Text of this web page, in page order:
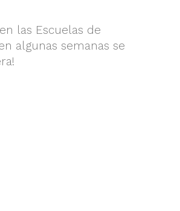
las Escuelas de
algunas semanas se